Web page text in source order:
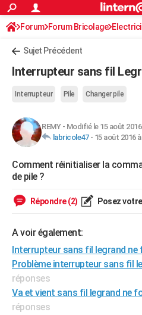
ACTUALITÉS
Politique
Société
Faits Divers
Education
Monde
Villes
+
Essais
Réserver un essai
Citadines
Berlines
SUV
Forum auto
+HIGH-TECH
BRICOLAGE
Forum
Aménagement intérieur
Extérieur
Cuisine
Salle de bains
Jardinage
Rangement
WEEK-END
Guides de France
Escapades
Patrimoine
Expositions
Musées
Week-end nature
LIFESTYLE
Art de vivre
Bien-être
Loisirs
Mode
Modes de vie
SANTE
Alimentation
Guide de la santé
Maladies
Médicaments
Sommeil
VOYAGE
Destinations
City break
Voyage nature
Voyage de noces
Forum
Climat
+PHOTO
GUIDES D'ACHAT
Forum Forum Bricolage
Sujet Précédent
Interrupteur sans fil
Interrupteur Pile Changer pile
REMY- Modifié le 15 août 2016
labricole47- 15 août 2016
Comment réinitialiser la
de pile ?
Répondre (2) Posez
A voir également:
Interrupteur sans fil legrand
Problème interrupteur sans fil
réponses
Va et vient sans fil legrand ne
réponses